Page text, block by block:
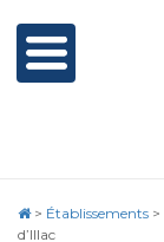
> Établissements >
d’Illac